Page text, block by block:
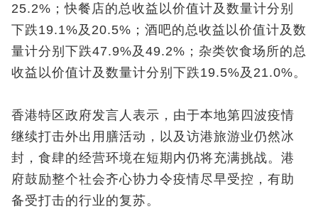
25.2%；快餐店的总收益以价值计及数量计分别
下跌19.1%及20.5%；酒吧的总收益以价值计及数
量计分别下跌47.9%及49.2%；杂类饮食场所的总
收益以价值计及数量计分别下跌19.5%及21.0%。
香港特区政府发言人表示，由于本地第四波疫情
继续打击外出用膳活动，以及访港旅游业仍然冰
封，食肆的经营环境在短期内仍将充满挑战。港
府鼓励整个社会齐心协力令疫情尽早受控，有助
备受打击的行业的复苏。